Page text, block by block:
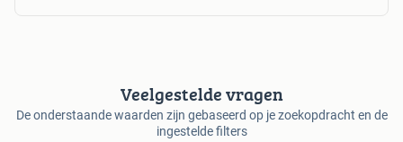
Veelgestelde vragen
De onderstaande waarden zijn gebaseerd op je zoekopdracht en de
ingestelde filters